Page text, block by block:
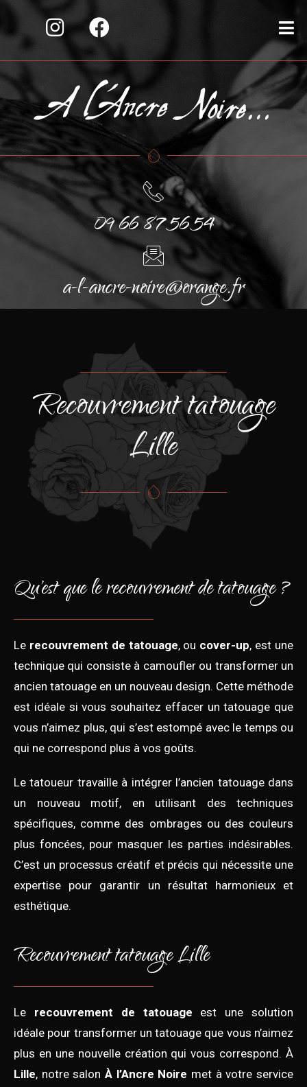
09 66 87 56 54
a-l-ancre-noire@orange.fr
Recouvrement tatouage
Lille
Qu'est que le recouvrement de tatouage ?
Le recouvrement de tatouage, ou cover-up, est une
technique qui consiste à camoufler ou transformer un
ancien tatouage en un nouveau design. Cette méthode
est idéale si vous souhaitez effacer un tatouage que
vous n’aimez plus, qui s’est estompé avec le temps ou
qui ne correspond plus à vos goûts.
Le tatoueur travaille à intégrer l’ancien tatouage dans
un nouveau motif, en utilisant des techniques
spécifiques, comme des ombrages ou des couleurs
plus foncées, pour masquer les parties indésirables.
C’est un processus créatif et précis qui nécessite une
expertise pour garantir un résultat harmonieux et
esthétique.
Recouvrement tatouage Lille
Le recouvrement de tatouage est une solution
idéale pour transformer un tatouage que vous n’aimez
plus en une nouvelle création qui vous correspond. À
Lille, notre salon À l’Ancre Noire met à votre service